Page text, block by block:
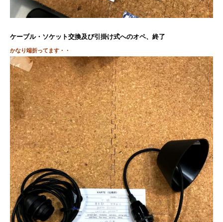
ケーブル・ソケット交換及び引掛け式へのオペ、終了
かなり端折ってます・・